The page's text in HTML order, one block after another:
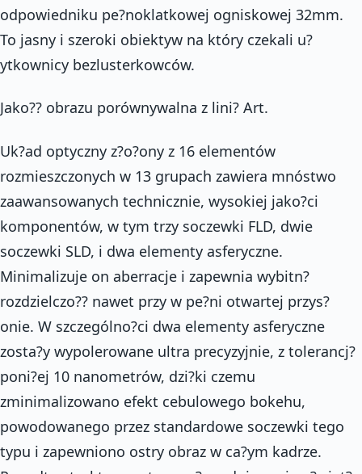
odpowiedniku pe?noklatkowej ogniskowej 32mm.
To jasny i szeroki obiektyw na który czekali u?
ytkownicy bezlusterkowców.
Jako?? obrazu porównywalna z lini? Art.
Uk?ad optyczny z?o?ony z 16 elementów
rozmieszczonych w 13 grupach zawiera mnóstwo
zaawansowanych technicznie, wysokiej jako?ci
komponentów, w tym trzy soczewki FLD, dwie
soczewki SLD, i dwa elementy asferyczne.
Minimalizuje on aberracje i zapewnia wybitn?
rozdzielczo?? nawet przy w pe?ni otwartej przys?
onie. W szczególno?ci dwa elementy asferyczne
zosta?y wypolerowane ultra precyzyjnie, z tolerancj?
poni?ej 10 nanometrów, dzi?ki czemu
zminimalizowano efekt cebulowego bokehu,
powodowanego przez standardowe soczewki tego
typu i zapewniono ostry obraz w ca?ym kadrze.